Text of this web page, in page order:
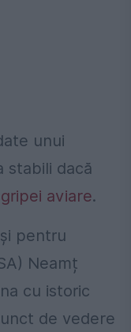
unui
stabili dacă
gripei aviare.
pentru
Neamț
cu istoric
de vedere